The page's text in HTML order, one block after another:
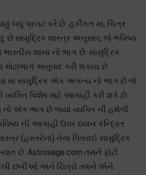
બધું પ્રગટ કરે છે. હકીકત માં, ચિત્ર
છે સામુદ્રિક શાસ્ત્ર અનુસાર, જે ભવિષ્ય
શાખા નો ભાગ છે. સામુદ્રિક
મોટાભાગે અનુવાદ કરી શકાય છે.
માં સામુદ્રિક એક અગત્ય નો ભાગ છે જે
વ્યક્તિ વિશેષ માટે આગાહી કરી શકે છે.
નો એક ભાગ છે જ્યાં વ્યક્તિ ની હથેળી
ની આગાહી ઉપર ધ્યાન કેન્દ્રિત
(હસ્તરેખા) તેના પિતરાઈ સામુદ્રિક
છે. Astrosage.com તમને ફોટો
છબીઓ અને ચિત્રો તમને એને